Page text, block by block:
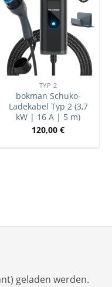
TYP 2
bokman Schuko-
Ladekabel Typ 2 (3,7
kW | 16 A | 5 m)
120,00€
geladen werden.